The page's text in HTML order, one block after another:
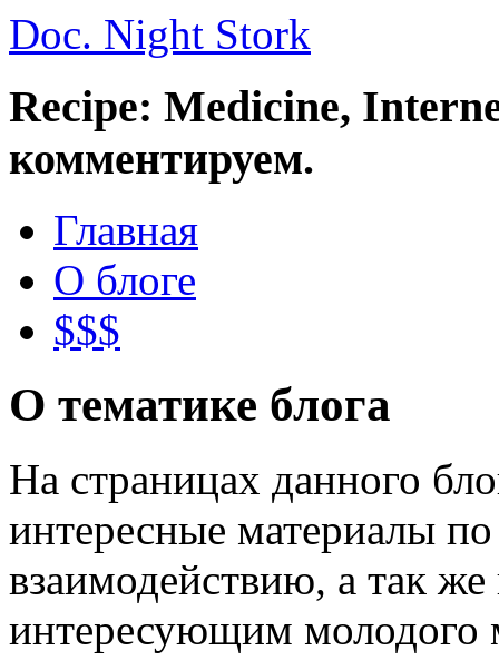
Doc. Night Stork
Recipe: Medicine,
комментируем.
Главная
О блоге
$$$
О тематике блога
На страницах данного
интересные материалы
взаимодействию, а так
интересующим молодого